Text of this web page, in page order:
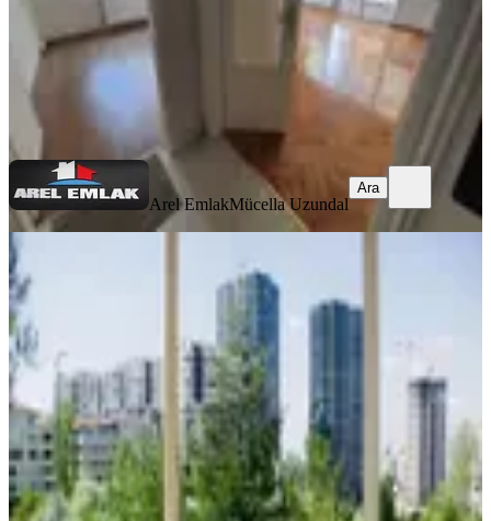
Arel Emlak Mücella Uzundal
Ara
Arel EmlakMücella Uzundal
Ara
YENİ
Hilal Mah. 692.sokak'da 3+1 Park
Manzaralı Kiralık Daire
Çankaya, Hilal Mahallesi
3+1
130 m²·Bodrum Kat
38.000 ₺
Karan Gayrimenkul Ufuk Karan